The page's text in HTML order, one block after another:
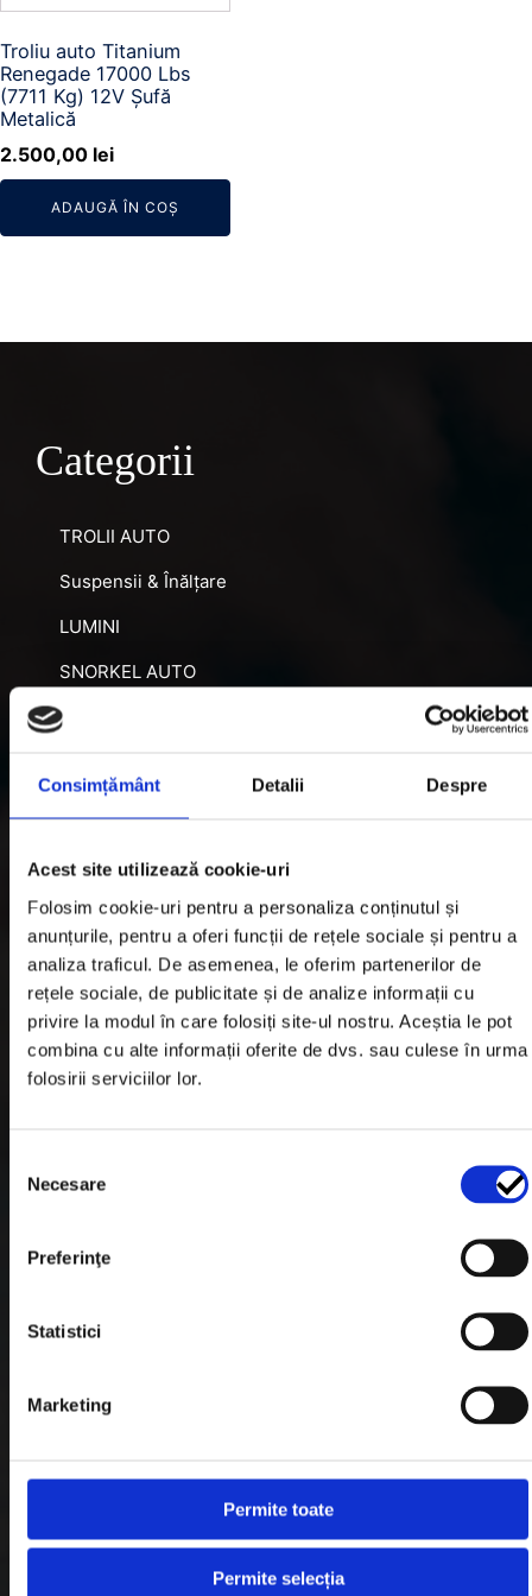
Consimțământ Detalii Despre
Acest site utilizează cookie-uri
Folosim cookie-uri pentru a personaliza conținutul și
anunțurile, pentru a oferi funcții de rețele sociale și pentru a
analiza traficul. De asemenea, le oferim partenerilor de
rețele sociale, de publicitate și de analize informații cu
privire la modul în care folosiți site-ul nostru. Aceștia le pot
combina cu alte informații oferite de dvs. sau culese în urma
folosirii serviciilor lor.
consimțământului
Necesare
Preferinţe
Statistici
Marketing
Permite toate
Permite selecția
Troliu auto Titanium
Renegade 17000 Lbs
(7711 Kg) 12V Șufă
Metalică
2.500,00 lei
ADAUGĂ ÎN COȘ
Categorii
TROLII AUTO
Suspensii & Înălțare
LUMINI
SNORKEL AUTO
ACCESORII RECUPERARE
Informatii utile
Informatii Livrare
Garantie si Retur
Politica de Cookies
Plata in Rate
Link-uri rapide
Blog